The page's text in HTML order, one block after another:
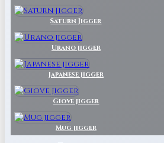
Saturn Jigger
Urano jigger
Japanese jigger
Giove jigger
Mug jigger